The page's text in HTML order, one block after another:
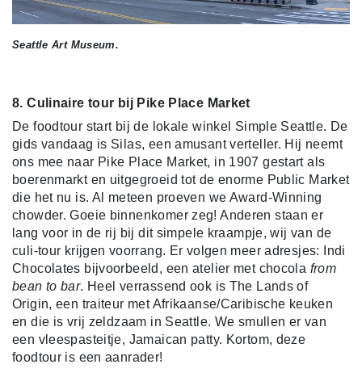
Seattle Art Museum.
8. Culinaire tour bij Pike Place Market
De foodtour start bij de lokale winkel Simple Seattle. De
gids vandaag is Silas, een amusant verteller. Hij neemt
ons mee naar Pike Place Market, in 1907 gestart als
boerenmarkt en uitgegroeid tot de enorme Public Market
die het nu is. Al meteen proeven we Award-Winning
chowder. Goeie binnenkomer zeg! Anderen staan er
lang voor in de rij bij dit simpele kraampje, wij van de
culi-tour krijgen voorrang. Er volgen meer adresjes: Indi
Chocolates bijvoorbeeld, een atelier met chocola from
bean to bar. Heel verrassend ook is The Lands of
Origin, een traiteur met Afrikaanse/Caribische keuken
en die is vrij zeldzaam in Seattle. We smullen er van
een vleespasteitje, Jamaican patty. Kortom, deze
foodtour is een aanrader!